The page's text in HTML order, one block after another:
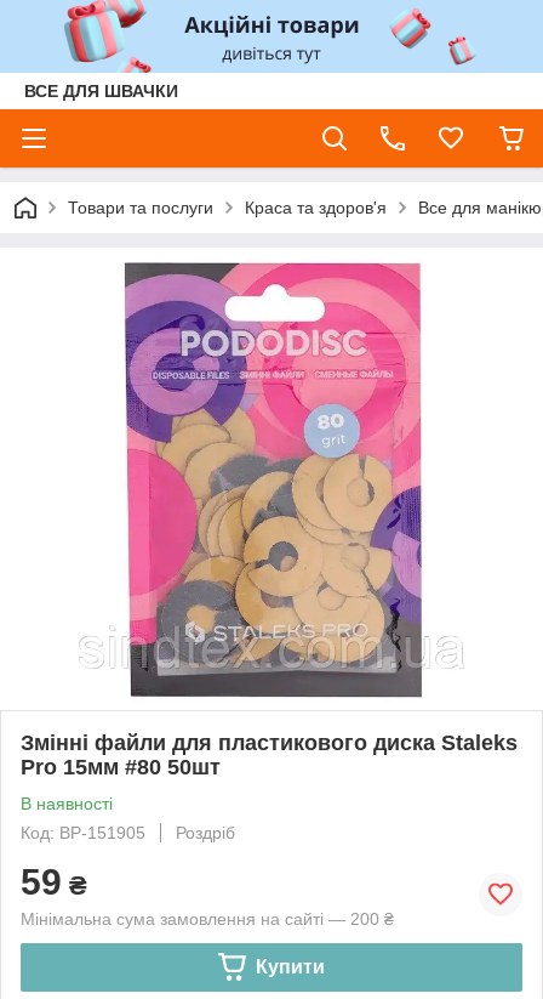
ВСЕ ДЛЯ ШВАЧКИ
Товари та послуги Краса та здоров'я Все для
Змінні файли для пластикового диска Staleks
Pro 15мм #80 50шт
В наявності
Код: ВР-151905
Роздріб
59 ₴
Мінімальна сума замовлення на сайті — 200 ₴
Купити